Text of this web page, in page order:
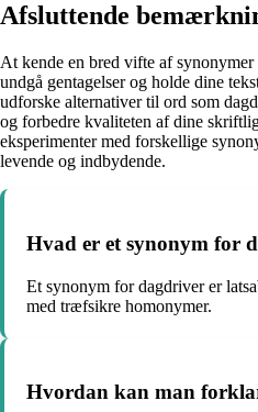
Afsluttende
At kende en bred vifte af
undgå gentagelser og holde dine
udforske alternativer til ord som
og forbedre kvaliteten af dine
eksperimenter med forskellige
levende og indbydende.
Hvad er et synonym for
Et synonym for dagdriver er
med træfsikre homonymer.
Hvordan kan man